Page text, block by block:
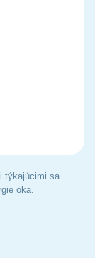
týkajúcimi sa
oka.